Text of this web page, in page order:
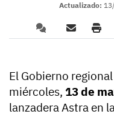
Actualizado:
El Gobierno
miércoles, 13 de
lanzadera Astra en